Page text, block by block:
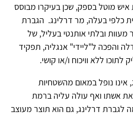
מוטל בספק, שכן בעיקרו מבוסס
כלפי בעלה, מר דרלינג. הגברת
ובלתי אותנטי בעליל, של
והפכה ל"ליידי" אנגליה, תפקיד
ללא וויכוח ו/או קושי.
אינו נופל במאום מהשטחיות
את אשתו ואף עולה עליה ברמת
לגברת דרלינג, גם הוא תוצר מעוצב